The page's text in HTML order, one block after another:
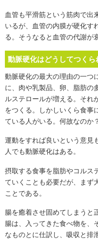
血管も平滑筋という筋肉で出
いるが、血管の内膜が硬化す
る。そうなると血管の代謝が
動脈硬化はどうしてつくら
動脈硬化の最大の理由の一つ
に、肉や乳製品、卵、脂肪の
ルステロールが増える。それ
をつくる。しかしいくら食事
ている人がいる。何故なのか
運動をすれば良いという意見
人でも動脈硬化はある。
摂取する食事を脂肪やコルス
ていくことも必要だが、まず
ことである。
腸を癒着させ固めてしまうと
腸は、入ってきた食べ物を、
なものとに仕訳し、吸収と排